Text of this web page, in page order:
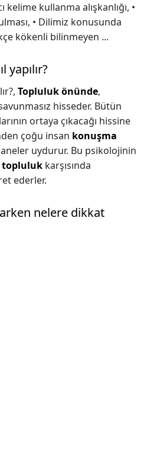
kelime kullanma alışkanlığı, •
• Dilimiz konusunda
kökenli bilinmeyen ...
yapılır?
Topluluk önünde,
hisseder. Bütün
ortaya çıkacağı hissine
çoğu insan konuşma
uydurur. Bu psikolojinin
topluluk karşısında
ederler.
nelere dikkat